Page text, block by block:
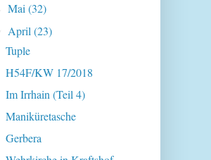
Mai(32)
April(23)
Tuple
H54F/KW 17/2018
Im Irrhain (Teil 4)
Maniküretasche
Gerbera